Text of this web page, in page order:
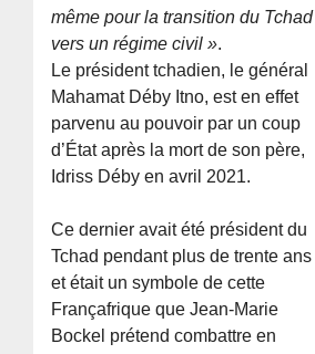
même pour la transition du Tchad
vers un régime civil ».
Le président tchadien, le général
Mahamat Déby Itno, est en effet
parvenu au pouvoir par un coup
d’État après la mort de son père,
Idriss Déby en avril 2021.
Ce dernier avait été président du
Tchad pendant plus de trente ans
et était un symbole de cette
Françafrique que Jean-Marie
Bockel prétend combattre en